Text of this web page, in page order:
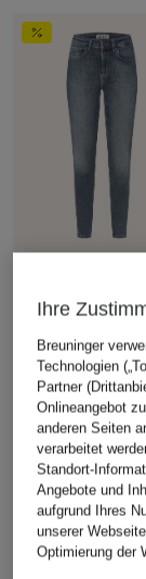
Skinny Jeans
CHF 30
Ursprünglich:CHF
ÄHNLICHE
Ihre
Breuninger
Technologien
Partner
Onlineangebot
anderen Seiten
verarbeitet
Standort-
Angebote und
aufgrund Ihres
unserer
Optimierung der